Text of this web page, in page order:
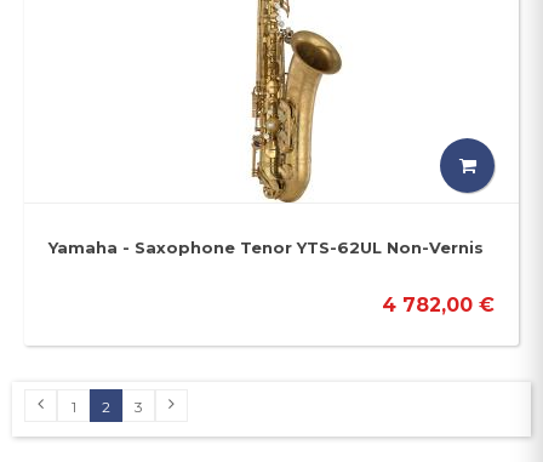
Yamaha - Saxophone Tenor YTS-62UL Non-Vernis
4 782,00 €
1 2 3